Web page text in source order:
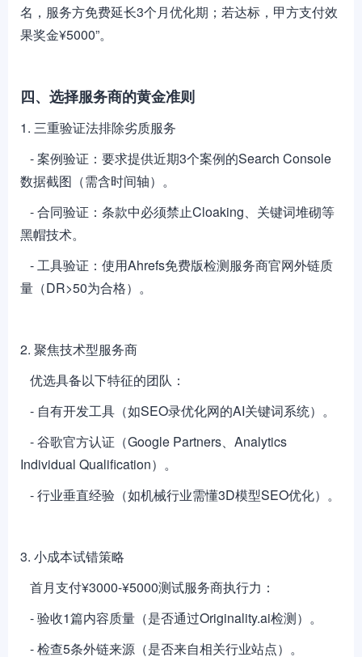
名，服务方免费延长3个月优化期；若达标，甲方支付效
果奖金¥5000”。
四、选择服务商的黄金准则
1. 三重验证法排除劣质服务
- 案例验证：要求提供近期3个案例的Search Console
数据截图（需含时间轴）。
- 合同验证：条款中必须禁止Cloaking、关键词堆砌等
黑帽技术。
- 工具验证：使用Ahrefs免费版检测服务商官网外链质
量（DR>50为合格）。
2. 聚焦技术型服务商
优选具备以下特征的团队：
- 自有开发工具（如SEO录优化网的AI关键词系统）。
- 谷歌官方认证（Google Partners、Analytics
Individual Qualification）。
- 行业垂直经验（如机械行业需懂3D模型SEO优化）。
3. 小成本试错策略
首月支付¥3000-¥5000测试服务商执行力：
- 验收1篇内容质量（是否通过Originality.ai检测）。
- 检查5条外链来源（是否来自相关行业站点）。